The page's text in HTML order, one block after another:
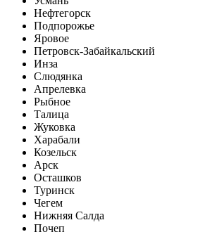
Нефтегорск
Подпорожье
Яровое
Петровск-Забайкальский
Инза
Слюдянка
Апрелевка
Рыбное
Талица
Жуковка
Харабали
Козельск
Арск
Осташков
Туринск
Чегем
Нижняя Салда
Почеп